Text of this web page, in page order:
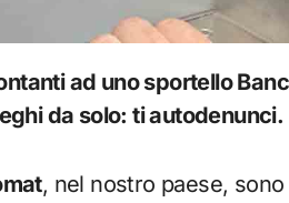
da solo: ti autodenunci.
, nel nostro paese,